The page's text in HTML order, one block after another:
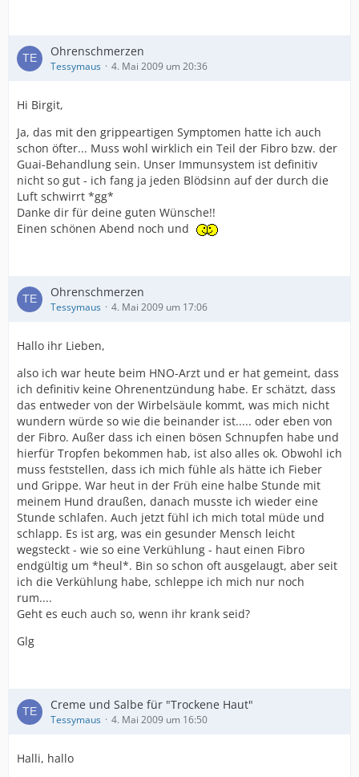
Ohrenschmerzen
Tessymaus 4. Mai 2009 um 20:36
Hi Birgit,
Ja, das mit den grippeartigen Symptomen hatte ich auch
schon öfter... Muss wohl wirklich ein Teil der Fibro bzw. der
Guai-Behandlung sein. Unser Immunsystem ist definitiv
nicht so gut - ich fang ja jeden Blödsinn auf der durch die
Luft schwirrt *gg*
Danke dir für deine guten Wünsche!!
Einen schönen Abend noch und
Ohrenschmerzen
Tessymaus 4. Mai 2009 um 17:06
Hallo ihr Lieben,
also ich war heute beim HNO-Arzt und er hat gemeint, dass
ich definitiv keine Ohrenentzündung habe. Er schätzt, dass
das entweder von der Wirbelsäule kommt, was mich nicht
wundern würde so wie die beinander ist..... oder eben von
der Fibro. Außer dass ich einen bösen Schnupfen habe und
hierfür Tropfen bekommen hab, ist also alles ok. Obwohl ich
muss feststellen, dass ich mich fühle als hätte ich Fieber
und Grippe. War heut in der Früh eine halbe Stunde mit
meinem Hund draußen, danach musste ich wieder eine
Stunde schlafen. Auch jetzt fühl ich mich total müde und
schlapp. Es ist arg, was ein gesunder Mensch leicht
wegsteckt - wie so eine Verkühlung - haut einen Fibro
endgültig um *heul*. Bin so schon oft ausgelaugt, aber seit
ich die Verkühlung habe, schleppe ich mich nur noch
rum....
Geht es euch auch so, wenn ihr krank seid?
Glg
Creme und Salbe für "Trockene Haut"
Tessymaus 4. Mai 2009 um 16:50
Halli, hallo